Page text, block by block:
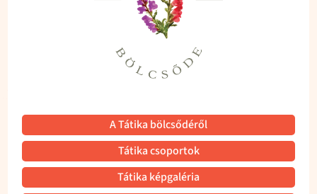
A Tátika bölcsődéről
Tátika csoportok
Tátika képgaléria